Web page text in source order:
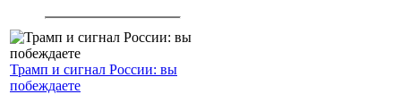
Трамп и сигнал России: вы
побеждаете